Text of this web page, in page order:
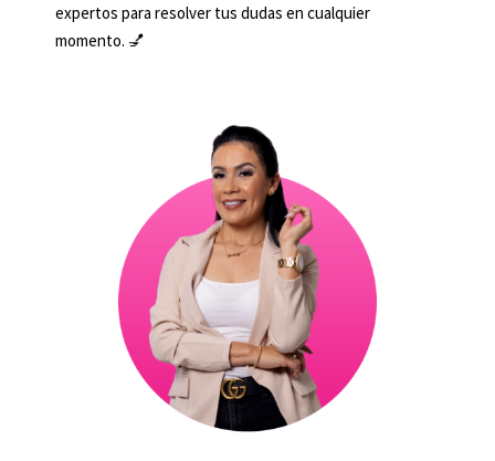
expertos para resolver tus dudas en cualquier
momento. 💅